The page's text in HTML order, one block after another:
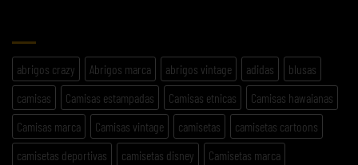
abrigos crazy Abrigos marca abrigos vintage adidas
blusas
camisas
Camisas estampadas Camisas etnicas
Camisas hawaianas
Camisas marca
Camisas vintage camisetas
camisetas cartoons
camisetas deportivas
camisetas disney
Camisetas marca